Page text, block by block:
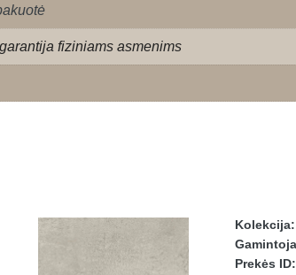
fiziniams asmenims
Kolekcija:
Prekės ID: